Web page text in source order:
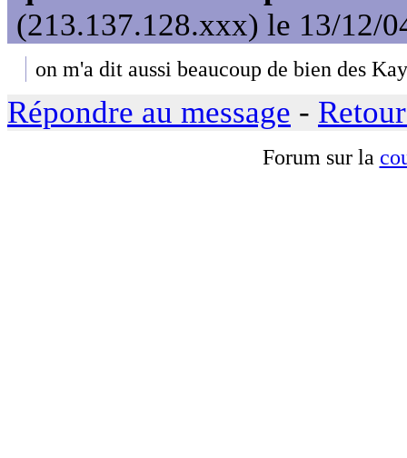
(213.137.128.xxx) le 13/12/
on m'a dit aussi beaucoup de bien des
Répondre au message -
Forum sur la